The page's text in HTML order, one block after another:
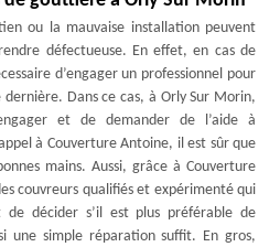
ou la mauvaise installation peuvent
défectueuse. En effet, en cas de
d’engager un professionnel pour
Dans ce cas, à Orly Sur Morin,
et de demander de l’aide à
à Couverture Antoine, il est sûr que
mains. Aussi, grâce à Couverture
couvreurs qualifiés et expérimenté qui
décider s’il est plus préférable de
une simple réparation suffit. En gros,